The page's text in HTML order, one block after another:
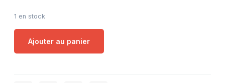
1 en stock
Ajouter au panier